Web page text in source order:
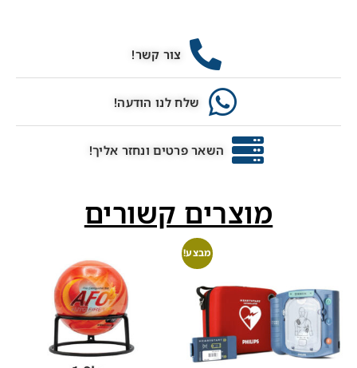
צור קשר!
שלח לנו הודעה!
השאר פרטים ונחזר אליך!
מוצרים קשורים
מבצע!